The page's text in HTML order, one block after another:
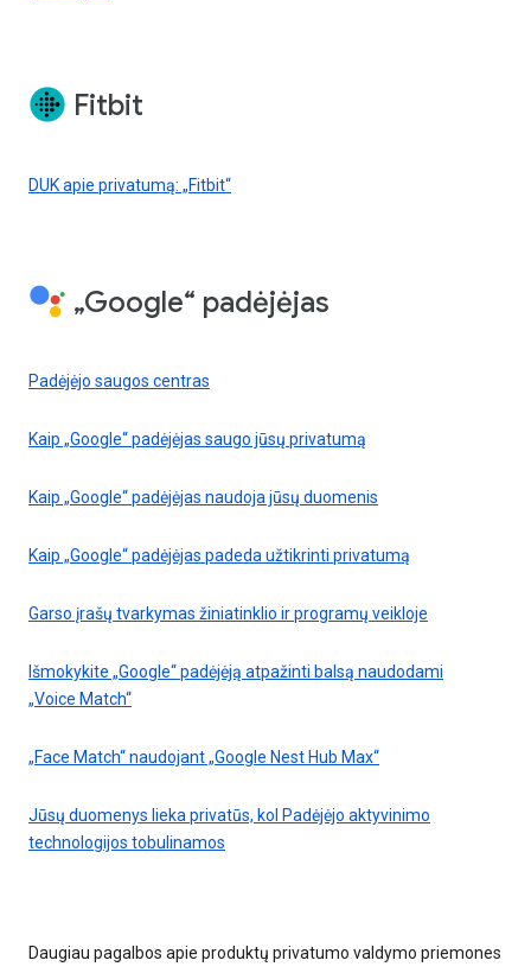
Fitbit
DUK apie privatumą: „Fitbit“
„Google“ padėjėjas
Padėjėjo saugos centras
Kaip „Google“ padėjėjas saugo jūsų privatumą
Kaip „Google“ padėjėjas naudoja jūsų duomenis
Kaip „Google“ padėjėjas padeda užtikrinti privatumą
Garso įrašų tvarkymas žiniatinklio ir programų veikloje
Išmokykite „Google“ padėjėją atpažinti balsą naudodami
„Voice Match“
„Face Match“ naudojant „Google Nest Hub Max“
Jūsų duomenys lieka privatūs, kol Padėjėjo aktyvinimo
technologijos tobulinamos
Daugiau pagalbos apie produktų privatumo valdymo priemones